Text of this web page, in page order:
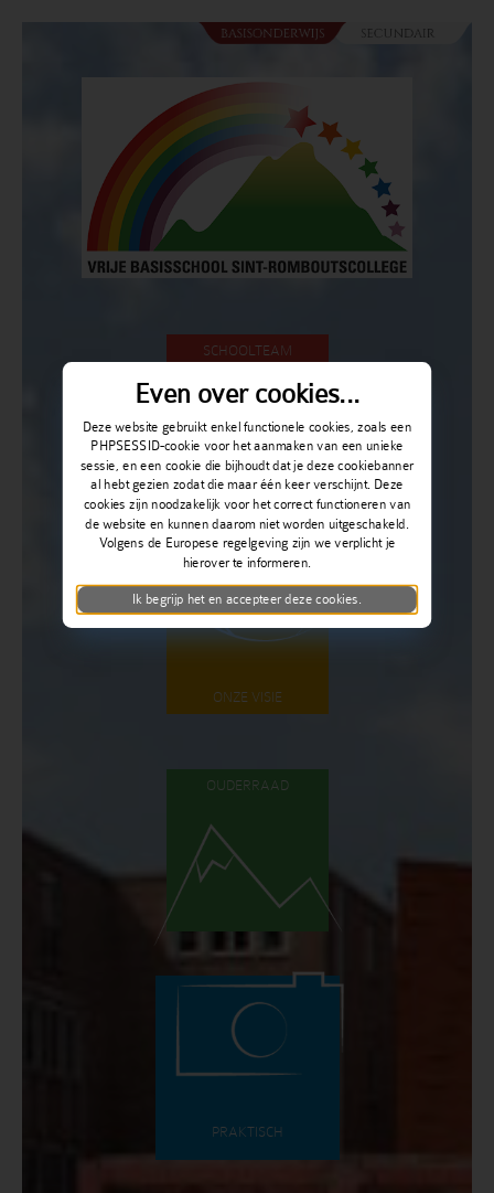
SCHOOLTEAM
ONZE VISIE
OUDERRAAD
PRAKTISCH
Even over cookies...
Deze website gebruikt enkel functionele cookies, zoals een
PHPSESSID-cookie voor het aanmaken van een unieke
sessie, en een cookie die bijhoudt dat je deze cookiebanner
al hebt gezien zodat die maar één keer verschijnt. Deze
cookies zijn noodzakelijk voor het correct functioneren van
de website en kunnen daarom niet worden uitgeschakeld.
Volgens de Europese regelgeving zijn we verplicht je
hierover te informeren.
Ik begrijp het en accepteer deze cookies.